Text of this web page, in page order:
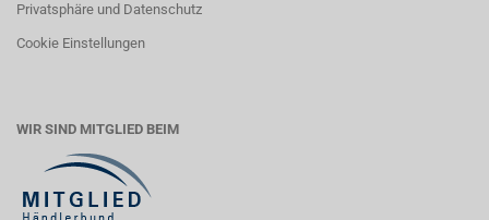
Privatsphäre und Datenschutz
Cookie Einstellungen
WIR SIND MITGLIED BEIM